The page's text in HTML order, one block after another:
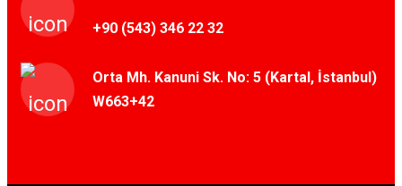
+90 (543) 346 22 32
Orta Mh. Kanuni Sk. No: 5 (Kartal, İstanbul)
W663+42